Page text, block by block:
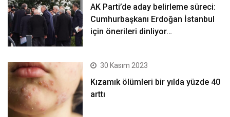
AK Parti’de aday belirleme süreci:
Cumhurbaşkanı Erdoğan İstanbul
için önerileri dinliyor…
30 Kasım 2023
Kızamık ölümleri bir yılda yüzde 40
arttı